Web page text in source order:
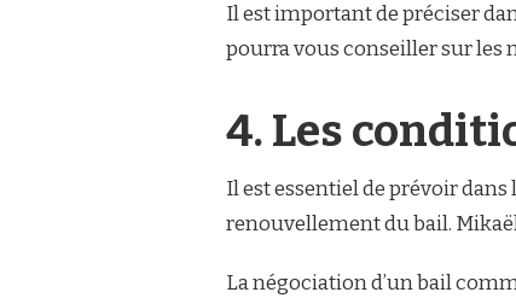
Il est important de préciser
pourra vous conseiller sur les
4. Les
Il est essentiel de prévoir
renouvellement du bail.
La négociation d’un bail